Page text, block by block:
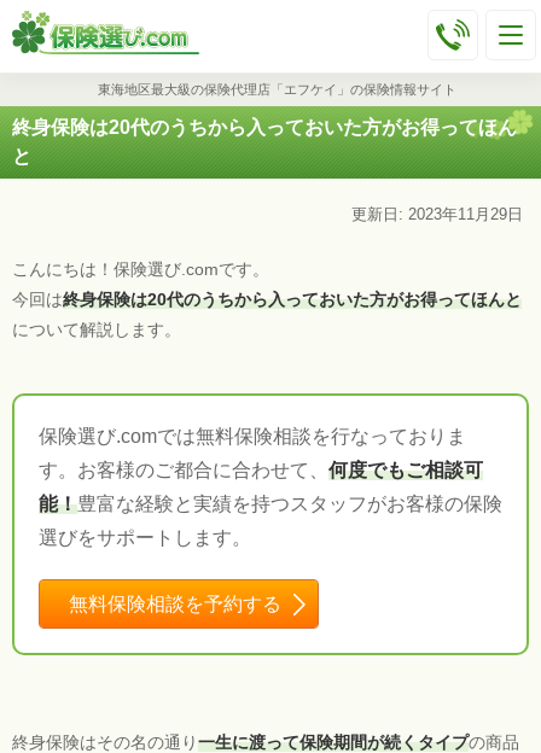
東海地区最大級の保険代理店「エフケイ」の保険情報サイト
終身保険は20代のうちから入っておいた方がお得ってほん
と
更新日: 2023年11月29日
こんにちは！保険選び.comです。
今回は終身保険は20代のうちから入っておいた方がお得ってほんと
について解説します。
保険選び.comでは無料保険相談を行なっておりま
す。お客様のご都合に合わせて、 何度でもご相談可
能！豊富な経験と実績を持つスタッフがお客様の保険
選びをサポートします。
無料保険相談を予約する
終身保険はその名の通り一生に渡って保険期間が続くタイプの商品